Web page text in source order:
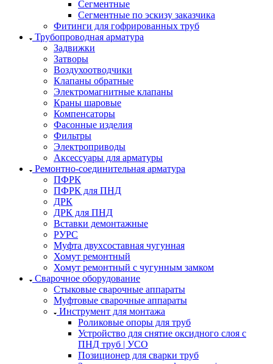
Сегментные
Сегментные по эскизу заказчика
Фитинги для гофрированных труб
Трубопроводная арматура
Задвижки
Затворы
Воздухоотводчики
Клапаны обратные
Электромагнитные клапаны
Краны шаровые
Компенсаторы
Фасонные изделия
Фильтры
Электроприводы
Аксессуары для арматуры
Ремонтно-соединительная арматура
ПФРК
ПФРК для ПНД
ДРК
ДРК для ПНД
Вставки демонтажные
РУРС
Муфта двухсоставная чугунная
Хомут ремонтный
Хомут ремонтный с чугунным замком
Сварочное оборудование
Стыковые сварочные аппараты
Муфтовые сварочные аппараты
Инструмент для монтажа
Роликовые опоры для труб
Устройство для снятие оксидного слоя с
ПНД труб | УСО
Позиционер для сварки труб